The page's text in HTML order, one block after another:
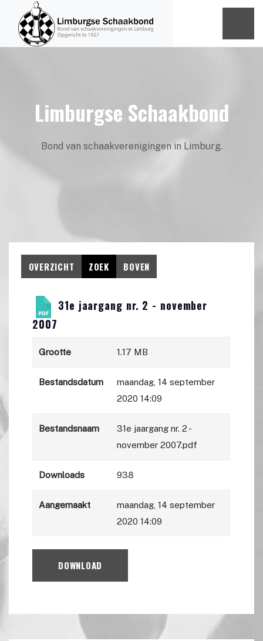
Limburgse Schaakbond
Bond van schaakverenigingen in Limburg.
OVERZICHT ZOEK BOVEN
31e jaargang nr. 2 - november
2007
Grootte 1.17 MB
Bestandsdatum
maandag, 14 september
2020 14:09
Bestandsnaam
31e jaargang nr. 2 -
november 2007.pdf
Downloads 938
Aangemaakt
maandag, 14 september
2020 14:09
DOWNLOAD